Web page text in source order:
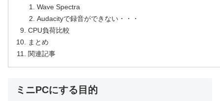
Wave Spectra
Audacityで録音ができない・・・
CPU負荷比較
まとめ
関連記事
ミニPCにする目的